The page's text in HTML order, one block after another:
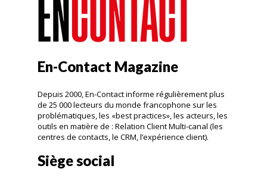
En-Contact Magazine
Depuis 2000, En-Contact informe régulièrement plus
de 25 000 lecteurs du monde francophone sur les
problématiques, les «best practices», les acteurs, les
outils en matière de : Relation Client Multi-canal (les
centres de contacts, le CRM, l’expérience client).
Siège social